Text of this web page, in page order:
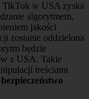
TikTok w USA zyska
algorytmem,
jakości
zostanie oddzielona
będzie
z USA. Takie
treściami
bezpieczeństwo